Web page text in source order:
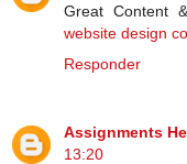
Great Content
website design
Responder
Assignments
13:20